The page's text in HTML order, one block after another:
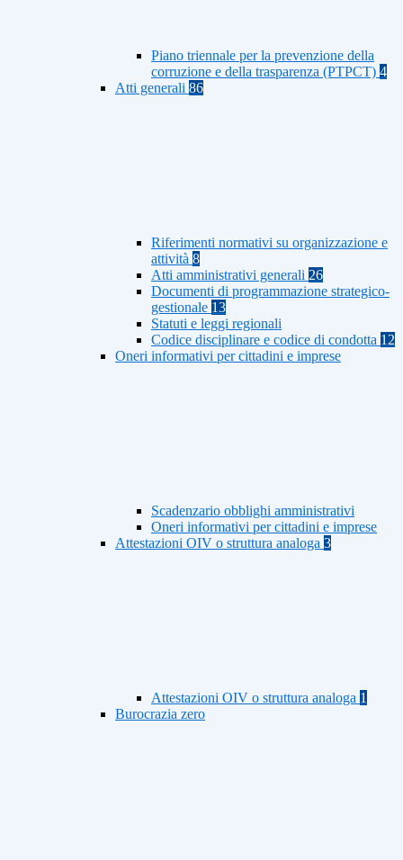
Piano triennale per la prevenzione della
corruzione e della trasparenza (PTPCT) 4
Atti generali 86
Riferimenti normativi su organizzazione e
attività 8
Atti amministrativi generali 26
Documenti di programmazione strategico-
gestionale 13
Statuti e leggi regionali
Codice disciplinare e codice di condotta 12
Oneri informativi per cittadini e imprese
Scadenzario obblighi amministrativi
Oneri informativi per cittadini e imprese
Attestazioni OIV o struttura analoga 3
Attestazioni OIV o struttura analoga 1
Burocrazia zero